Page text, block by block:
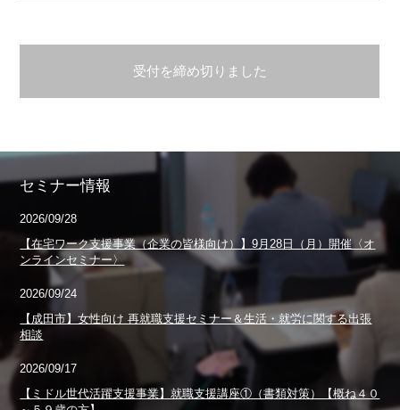
受付を締め切りました
セミナー情報
2026/09/28
【在宅ワーク支援事業（企業の皆様向け）】9月28日（月）開催〈オ
ンラインセミナー〉
2026/09/24
【成田市】女性向け 再就職支援セミナー＆生活・就労に関する出張
相談
2026/09/17
【ミドル世代活躍支援事業】就職支援講座①（書類対策）【概ね４０